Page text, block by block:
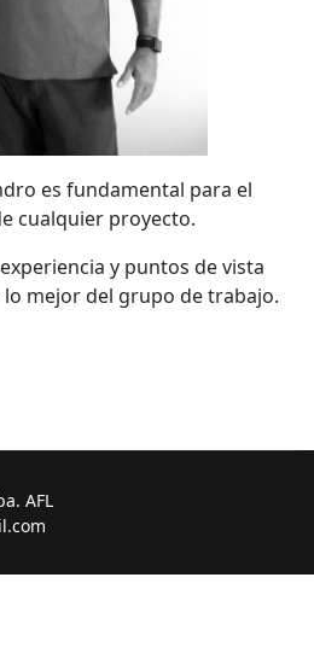
es fundamental para el
cualquier proyecto.
y puntos de vista
mejor del grupo de trabajo.
AFL